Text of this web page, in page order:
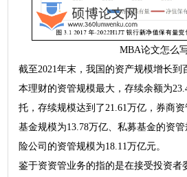
MBA论文怎么
截至2021年末，我国的资产规模增长
本理财的资管规模最大，存续余额为
托，存续规模达到了21.61万亿，券商
基金规模为13.78万亿、私募基金的资
险公司的资管规模为18.11万亿元。
鉴于资资管业务的指的是在接受投资者